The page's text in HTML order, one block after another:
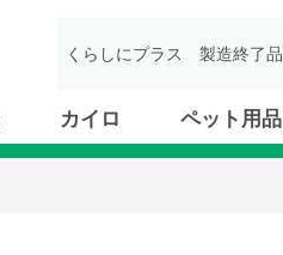
カイロ ペット用品
くらしにプラス 製造終了品